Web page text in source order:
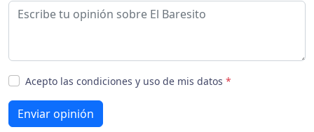
Acepto las condiciones y uso de mis datos *
Enviar opinión